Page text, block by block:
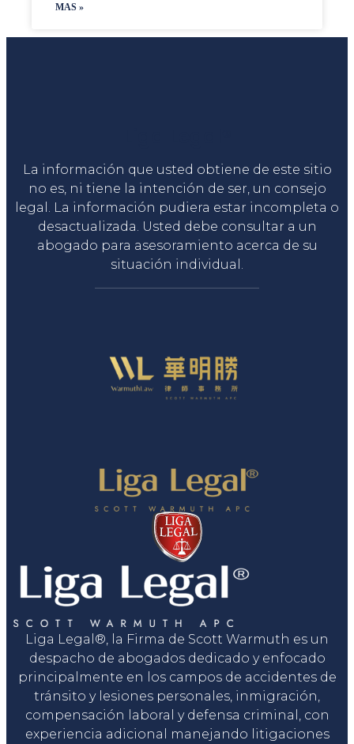
MAS »
La información que usted obtiene de este sitio
no es, ni tiene la intención de ser, un consejo
legal. La información pudiera estar incompleta o
desactualizada. Usted debe consultar a un
abogado para asesoramiento acerca de su
situación individual.
Liga Legal®, la Firma de Scott Warmuth es un
despacho de abogados dedicado y enfocado
principalmente en los campos de accidentes de
tránsito y lesiones personales, inmigración,
compensación laboral y defensa criminal, con
experiencia adicional manejando litigaciones